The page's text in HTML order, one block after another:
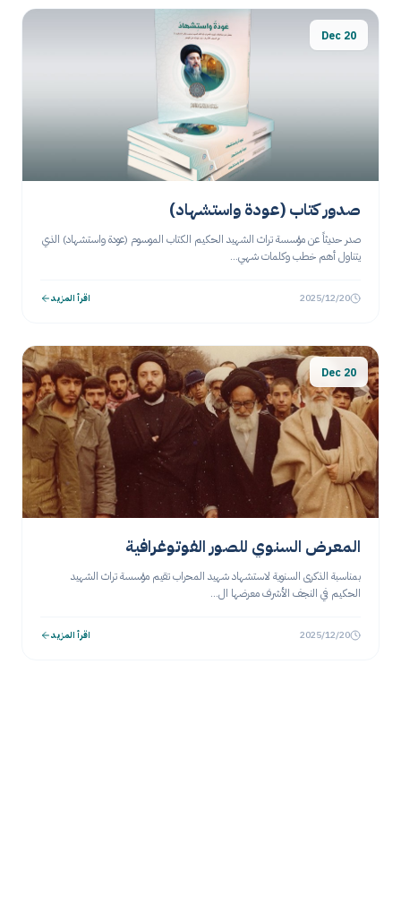
20 Dec
صدور كتاب (عودة واستشهاد)
صدر حديثاً عن مؤسسة تراث الشهيد الحكيم الكتاب الموسوم (عودة واستشهاد) الذي
يتناول أهم خطب وكلمات شهي...
2025/12/20 اقرأ المزيد
20 Dec
المعرض السنوي للصور الفوتوغرافية
بمناسبة الذكرى السنوية لاستشهاد شهيد المحراب تقيم مؤسسة تراث الشهيد
الحكيم في النجف الأشرف معرضها ال...
2025/12/20 اقرأ المزيد